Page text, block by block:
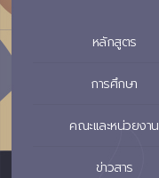
หลักสูตร
การศึกษา
คณะและหน่วยงาน
ข่าวสาร